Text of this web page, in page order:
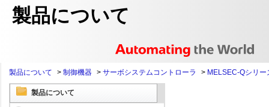
製品について
製品について > 制御機器 > サーボシステムコントローラ > MELSEC-Qシリー
製品について